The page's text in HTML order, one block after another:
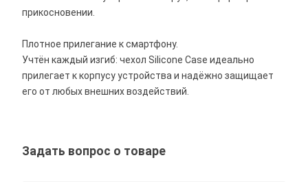
прикосновении.
Плотное прилегание к смартфону.
Учтён каждый изгиб: чехол Silicone Case идеально
прилегает к корпусу устройства и надёжно защищает
его от любых внешних воздействий.
Задать вопрос о товаре